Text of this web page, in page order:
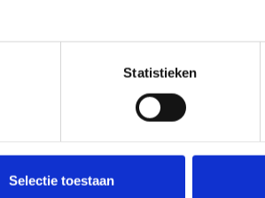
Statistieken
Selectie toestaan
Leven
inzake verzekeringen. Onze